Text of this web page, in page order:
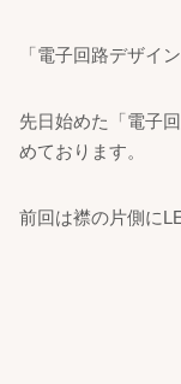
「電子回路デザイ
先日始めた「電子
めております。
前回は襟の片側に